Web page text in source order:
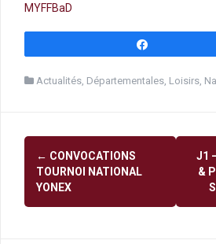
MYFFBaD
Actualités, Départementales, Loisirs,
Navigation
d'article
← CONVOCATIONS
TOURNOI NATIONAL
YONEX
J1
&